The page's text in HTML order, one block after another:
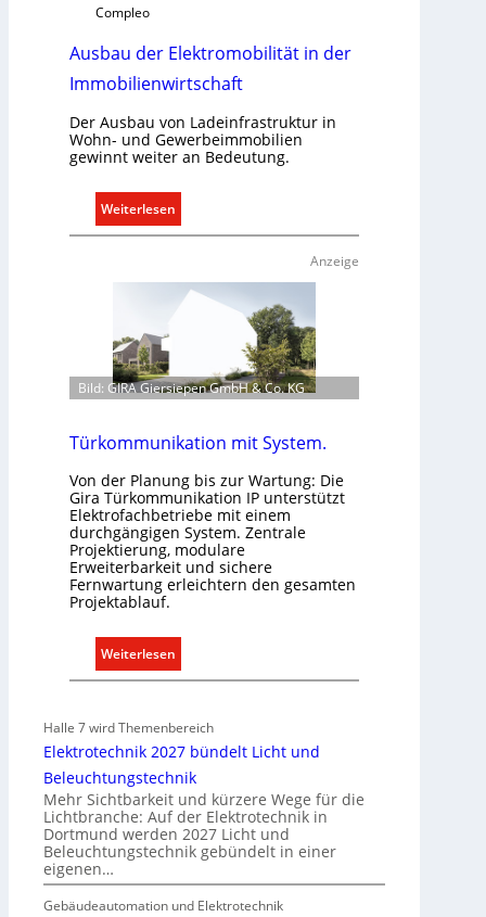
l
n
g
r
n
d
Compleo
Ausbau der Elektromobilität in der
Immobilienwirtschaft
Der Ausbau von Ladeinfrastruktur in
Wohn- und Gewerbeimmobilien
gewinnt weiter an Bedeutung.
Weiterlesen
A
b
e
E
e
k
t
r
o
m
b
l
t
ä
t
n
d
r
Anzeige
Bild: GIRA Giersiepen GmbH & Co. KG
Türkommunikation mit System.
Von der Planung bis zur Wartung: Die
Gira Türkommunikation IP unterstützt
Elektrofachbetriebe mit einem
durchgängigen System. Zentrale
Projektierung, modulare
Erweiterbarkeit und sichere
Fernwartung erleichtern den gesamten
Projektablauf.
Weiterlesen
T
k
m
m
u
n
i
k
Halle 7 wird Themenbereich
Elektrotechnik 2027 bündelt Licht und
Beleuchtungstechnik
Mehr Sichtbarkeit und kürzere Wege für die
Lichtbranche: Auf der Elektrotechnik in
Dortmund werden 2027 Licht und
Beleuchtungstechnik gebündelt in einer
eigenen…
Gebäudeautomation und Elektrotechnik